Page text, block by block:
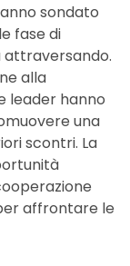
sondato
fase di
attraversando.
alla
leader hanno
una
scontri. La
affrontare le